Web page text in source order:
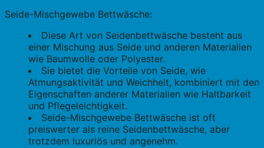
Seide-Mischgewebe Bettwäsche:
Diese Art von Seidenbettwäsche besteht aus
einer Mischung aus Seide und anderen Materialien
wie Baumwolle oder Polyester.
Sie bietet die Vorteile von Seide, wie
Atmungsaktivität und Weichheit, kombiniert mit den
Eigenschaften anderer Materialien wie Haltbarkeit
und Pflegeleichtigkeit.
Seide-Mischgewebe Bettwäsche ist oft
preiswerter als reine Seidenbettwäsche, aber
trotzdem luxuriös und angenehm.